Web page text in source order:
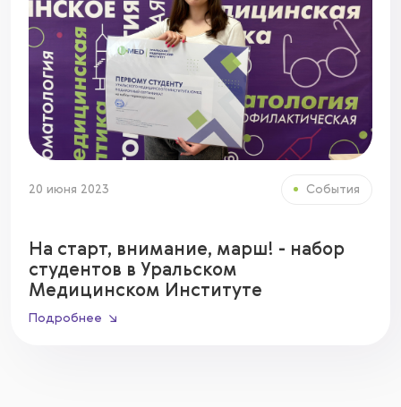
20 июня 2023 События
На старт, внимание, марш! - набор
студентов в Уральском
Медицинском Институте
Подробнее